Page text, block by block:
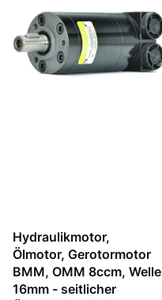
Hydraulikmotor,
Ölmotor, Gerotormotor
BMM, OMM 8ccm, Welle
16mm - seitlicher